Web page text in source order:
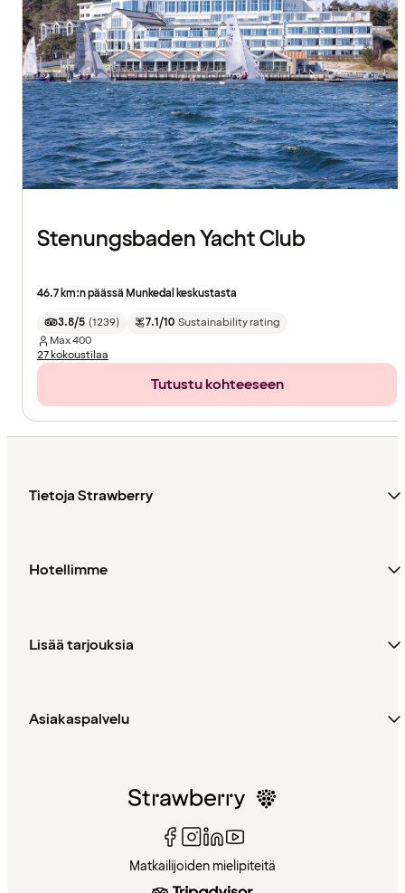
Stenungsbaden Yacht Club
46.7 km:n päässä Munkedal keskustasta
3.8/5 (1239) 7.1/10 Sustainability rating
Max400
27 kokoustilaa
Tutustu kohteeseen
Tietoja Strawberry
Hotellimme
Lisää tarjouksia
Asiakaspalvelu
Matkailijoiden mielipiteitä